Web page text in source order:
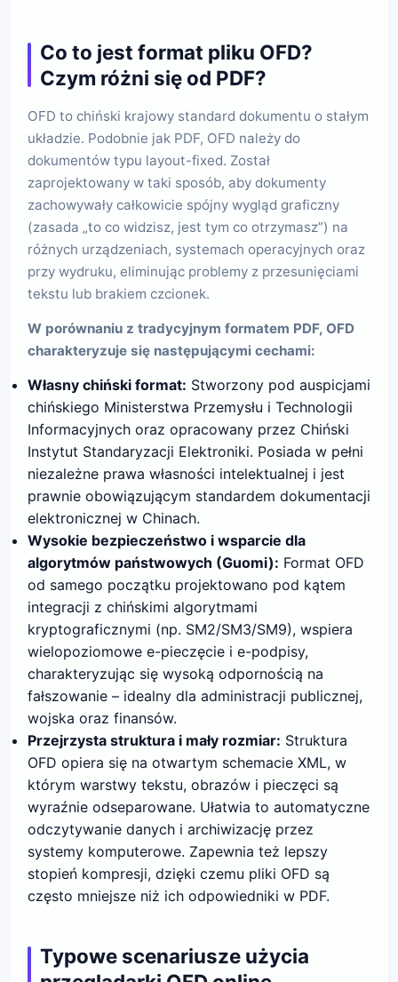
Co to jest format pliku OFD?
Czym różni się od PDF?
OFD to chiński krajowy standard dokumentu o stałym
układzie. Podobnie jak PDF, OFD należy do
dokumentów typu layout-fixed. Został
zaprojektowany w taki sposób, aby dokumenty
zachowywały całkowicie spójny wygląd graficzny
(zasada „to co widzisz, jest tym co otrzymasz”) na
różnych urządzeniach, systemach operacyjnych oraz
przy wydruku, eliminując problemy z przesunięciami
tekstu lub brakiem czcionek.
W porównaniu z tradycyjnym formatem PDF, OFD
charakteryzuje się następującymi cechami:
Własny chiński format: Stworzony pod auspicjami
chińskiego Ministerstwa Przemysłu i Technologii
Informacyjnych oraz opracowany przez Chiński
Instytut Standaryzacji Elektroniki. Posiada w pełni
niezależne prawa własności intelektualnej i jest
prawnie obowiązującym standardem dokumentacji
elektronicznej w Chinach.
Wysokie bezpieczeństwo i wsparcie dla
algorytmów państwowych (Guomi): Format OFD
od samego początku projektowano pod kątem
integracji z chińskimi algorytmami
kryptograficznymi (np. SM2/SM3/SM9), wspiera
wielopoziomowe e-pieczęcie i e-podpisy,
charakteryzując się wysoką odpornością na
fałszowanie – idealny dla administracji publicznej,
wojska oraz finansów.
Przejrzysta struktura i mały rozmiar: Struktura
OFD opiera się na otwartym schemacie XML, w
którym warstwy tekstu, obrazów i pieczęci są
wyraźnie odseparowane. Ułatwia to automatyczne
odczytywanie danych i archiwizację przez
systemy komputerowe. Zapewnia też lepszy
stopień kompresji, dzięki czemu pliki OFD są
często mniejsze niż ich odpowiedniki w PDF.
Typowe scenariusze użycia